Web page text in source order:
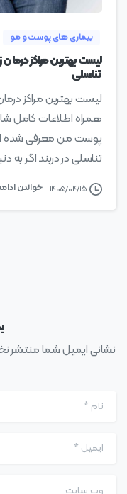
بیماری های پوست و مو
لیست بهترین مراکز
تناسلی
لیست بهترین مراکز
همراه اطلاعات
پوست من معرفی شده
تناسلی در دربند اگر به
۱۴۰۵/۰۴/۱۵ خواندن
نشانی ایمیل شما منتشر
نام*
ایمیل *
وب سایت